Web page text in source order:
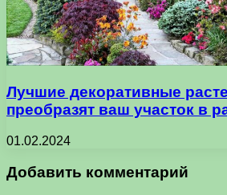
Лучшие декоративные
преобразят ваш участок в
01.02.2024
Добавить комментарий